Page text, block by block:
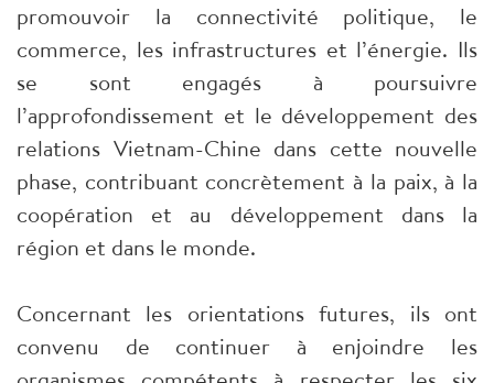
promouvoir la connectivité politique, le
commerce, les infrastructures et l’énergie. Ils
se sont engagés à poursuivre
l’approfondissement et le développement des
relations Vietnam-Chine dans cette nouvelle
phase, contribuant concrètement à la paix, à la
coopération et au développement dans la
région et dans le monde.
Concernant les orientations futures, ils ont
convenu de continuer à enjoindre les